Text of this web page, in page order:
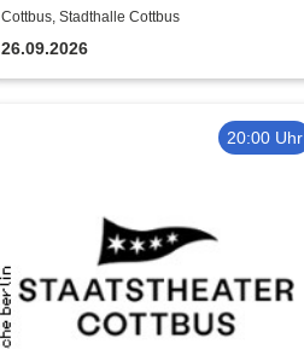
viel Geschiss
Cottbus, Stadthalle Cottbus
26.09.2026
20:00 Uhr